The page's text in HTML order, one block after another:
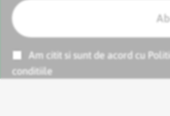
Am citit si sunt de acord cu
conditiile